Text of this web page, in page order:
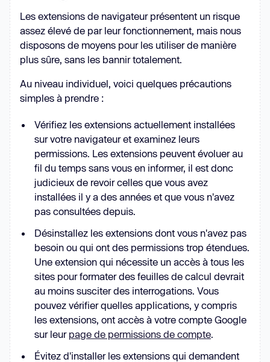
Les extensions de navigateur présentent un risque
assez élevé de par leur fonctionnement, mais nous
disposons de moyens pour les utiliser de manière
plus sûre, sans les bannir totalement.
Au niveau individuel, voici quelques précautions
simples à prendre :
Vérifiez les extensions actuellement installées
sur votre navigateur et examinez leurs
permissions. Les extensions peuvent évoluer au
fil du temps sans vous en informer, il est donc
judicieux de revoir celles que vous avez
installées il y a des années et que vous n'avez
pas consultées depuis.
Désinstallez les extensions dont vous n'avez pas
besoin ou qui ont des permissions trop étendues.
Une extension qui nécessite un accès à tous les
sites pour formater des feuilles de calcul devrait
au moins susciter des interrogations. Vous
pouvez vérifier quelles applications, y compris
les extensions, ont accès à votre compte Google
sur leur page de permissions de compte.
Évitez d'installer les extensions qui demandent